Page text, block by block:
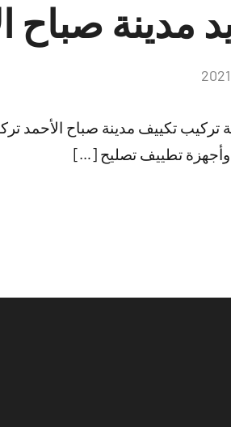
مدينة صباح
تعليقات
تركيب تكييف مدينة صباح الأحمد
تطييف تصليح […]